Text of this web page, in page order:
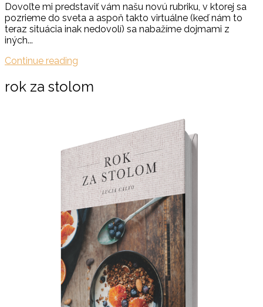
Dovoľte mi predstaviť vám našu novú rubriku, v ktorej sa
pozrieme do sveta a aspoň takto virtuálne (keď nám to
teraz situácia inak nedovolí) sa nabažíme dojmami z
iných...
Continue reading
rok za stolom